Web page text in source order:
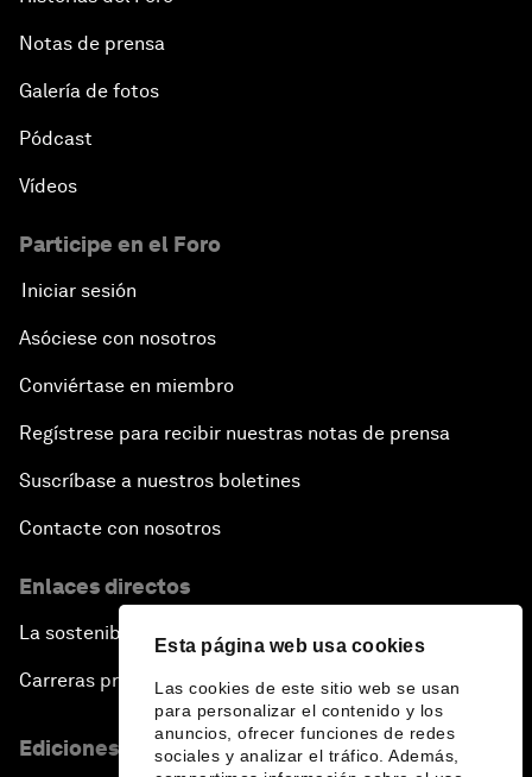
Esta página web usa cookies
Las cookies de este sitio web se usan
para personalizar el contenido y los
anuncios, ofrecer funciones de redes
sociales y analizar el tráfico. Además,
Notas de prensa
Galería de fotos
Pódcast
Vídeos
Participe en el Foro
Iniciar sesión
Asóciese con nosotros
Conviértase en miembro
Regístrese para recibir nuestras notas de prensa
Suscríbase a nuestros boletines
Contacte con nosotros
Enlaces directos
La sostenibilidad en el Foro
Carreras profesionales
Ediciones en otros idiomas